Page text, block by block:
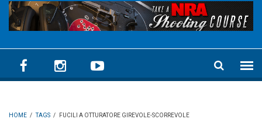
HOME / TAGS / FUCILI A OTTURATORE GIREVOLE-SCORREVOLE